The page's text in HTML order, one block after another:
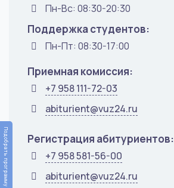
Пн-Вс: 08:30-20:30
Поддержка студентов:
Пн-Пт: 08:30-17:00
Приемная комиссия:
+7 958 111-72-03
abiturient@vuz24.ru
Регистрация абитуриентов:
+7 958 581-56-00
abiturient@vuz24.ru
Подобрать программу